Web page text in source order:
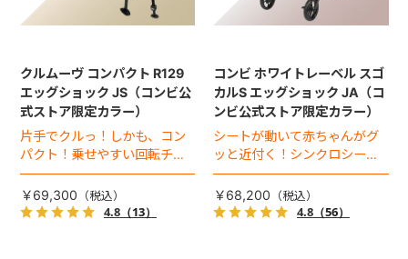
クルムーヴ コンパクト R129
エッグショック JS（コンビ公
式ストア限定カラー）
片手でクルっ！しかも、コン
パクト！乗せやすい回転チャ
イルドシート。
￥69,300
4.8（13）
コンビ ホワイトレーベル スゴ
カルS エッグショック JA（コ
ンビ公式ストア限定カラー）
シートが動いて赤ちゃんがグ
ッと近付く！シンクロシート
搭載プレミアムベビーカー。
￥68,200
4.8（56）